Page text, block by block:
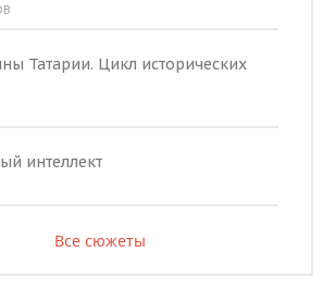
Татарии. Цикл исторических
интеллект
Все сюжеты